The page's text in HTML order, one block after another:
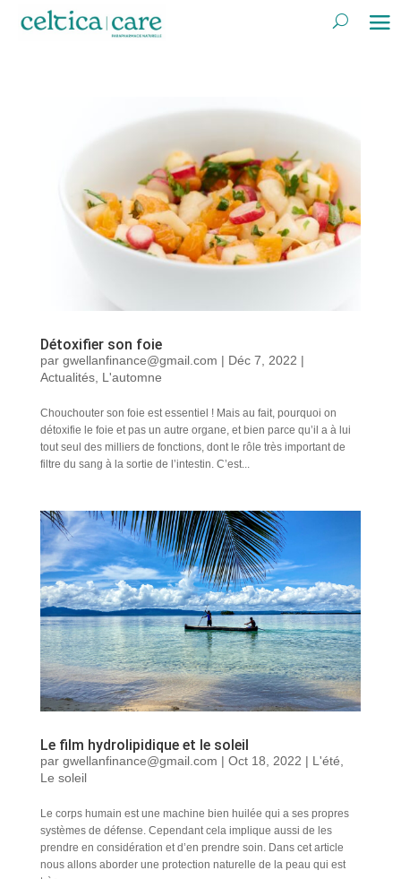
Détoxifier son foie
par gwellanfinance@gmail.com | Déc 7, 2022 |
Actualités, L'automne
Chouchouter son foie est essentiel ! Mais au fait, pourquoi on
détoxifie le foie et pas un autre organe, et bien parce qu’il a à lui
tout seul des milliers de fonctions, dont le rôle très important de
filtre du sang à la sortie de l’intestin. C’est...
Le film hydrolipidique et le soleil
par gwellanfinance@gmail.com | Oct 18, 2022 | L'été
Le soleil
Le corps humain est une machine bien huilée qui a ses propres
systèmes de défense. Cependant cela implique aussi de les
prendre en considération et d’en prendre soin. Dans cet article
nous allons aborder une protection naturelle de la peau qui est